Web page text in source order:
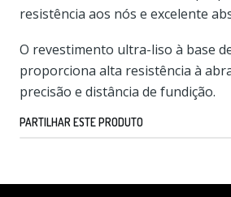
resistência aos nós e excelente
O revestimento ultra-liso à base
proporciona alta resistência à
precisão e distância de fundição.
PARTILHAR ESTE PRODUTO